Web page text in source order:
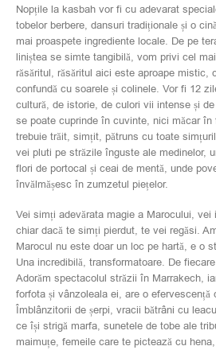
Nopțile la kasbah vor fi cu adevarat
tobelor berbere, dansuri tradiționale și o
mai proaspete ingrediente locale. De pe
liniștea se simte tangibilă, vom privi cel
răsăritul, răsăritul aici este aproape mistic,
confundă cu soarele și colinele. Vor fi 12
cultură, de istorie, de culori vii intense și
se poate cuprinde în cuvinte, nici măcar
trebuie trăit, simțit, pătruns cu toate
vei pluti pe străzile înguste ale medinelor,
flori de portocal și ceai de mentă, unde
învălmășesc în zumzetul piețelor.
Vei simți adevărata magie a Marocului, vei
chiar dacă te simți pierdut, te vei regăsi.
Marocul nu este doar un loc pe hartă, e o
Una incredibilă, transformatoare. De
Adorăm spectacolul străzii în Marrakech,
forfota și vânzoleala ei, are o efervescență
Îmblânzitorii de șerpi, vracii bătrâni cu
ce își strigă marfa, sunetele de tobe ale
maimuțe, femeile care te pictează cu